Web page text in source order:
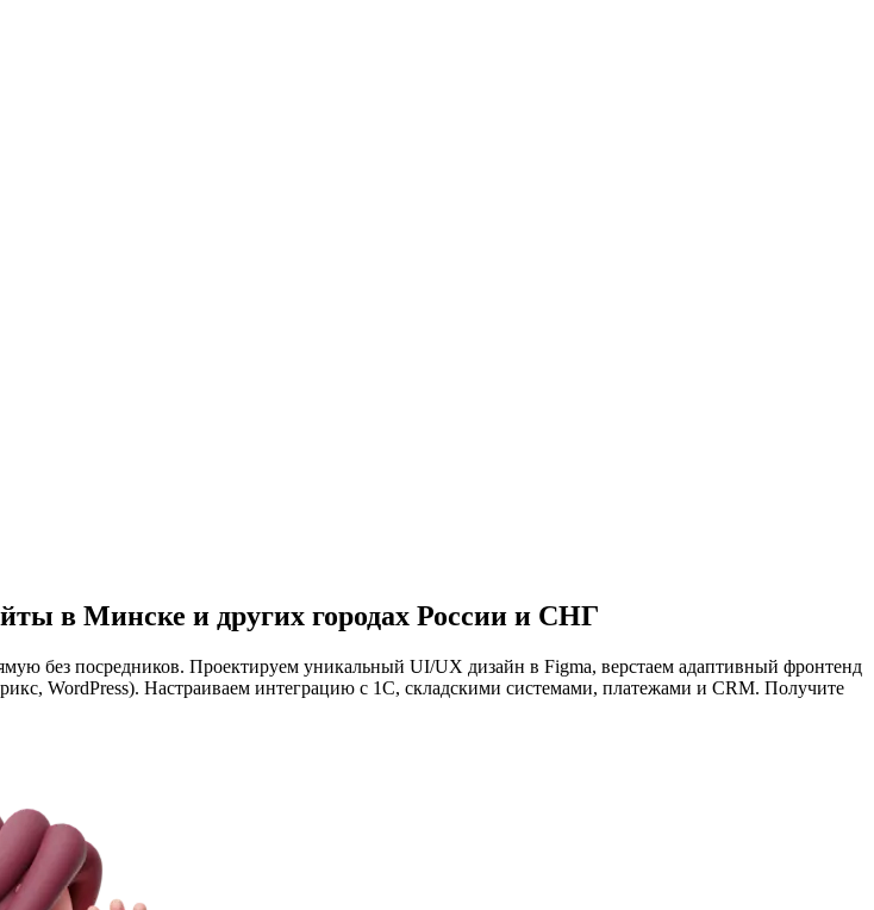
в Минске и других городах России и СНГ
без посредников. Проектируем уникальный UI/UX дизайн в Figma, верстаем адаптивный фронтенд
WordPress). Настраиваем интеграцию с 1С, складскими системами, платежами и CRM. Получите